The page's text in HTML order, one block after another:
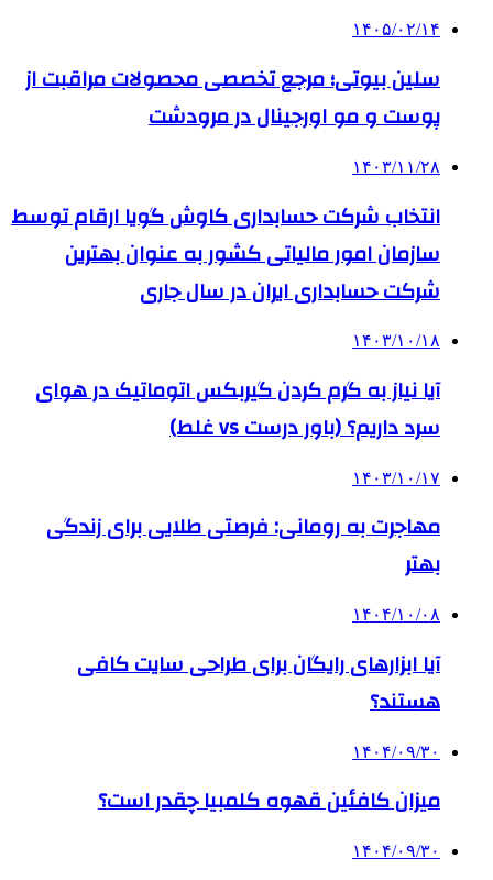
۱۴۰۵/۰۲/۱۴
سلین بیوتی؛ مرجع تخصصی محصولات مراقبت از
پوست و مو اورجینال در مرودشت
۱۴۰۳/۱۱/۲۸
انتخاب شرکت حسابداری کاوش گویا ارقام توسط
سازمان امور مالیاتی کشور به عنوان بهترین
شرکت حسابداری ایران در سال جاری
۱۴۰۳/۱۰/۱۸
آیا نیاز به گرم کردن گیربکس اتوماتیک در هوای
سرد داریم؟ (باور درست vs غلط)
۱۴۰۳/۱۰/۱۷
مهاجرت به رومانی: فرصتی طلایی برای زندگی
بهتر
۱۴۰۴/۱۰/۰۸
آیا ابزارهای رایگان برای طراحی سایت کافی
هستند؟
۱۴۰۴/۰۹/۳۰
میزان کافئین قهوه کلمبیا چقدر است؟
۱۴۰۴/۰۹/۳۰